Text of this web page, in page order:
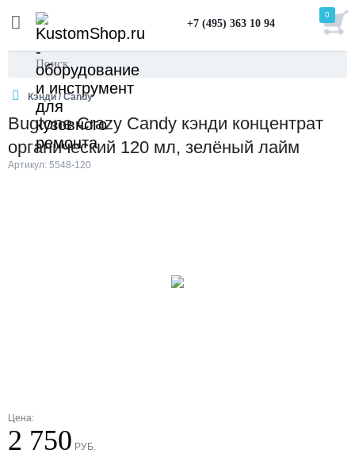
+7 (495) 363 10 94
0
Кэнди / Candy
Bugtone Crazy Candy кэнди концентрат
органический 120 мл, зелёный лайм
Артикул: 5548-120
Цена:
2 750 РУБ.